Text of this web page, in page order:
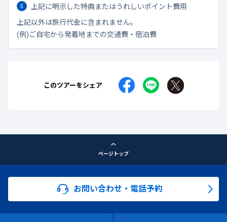
上記に明示した特典またはうれしいポイント費用
上記以外は旅行代金に含まれません。
(例)ご自宅から発着地までの交通費・宿泊費
このツアーをシェア
ページトップ
お問い合わせ・電話予約